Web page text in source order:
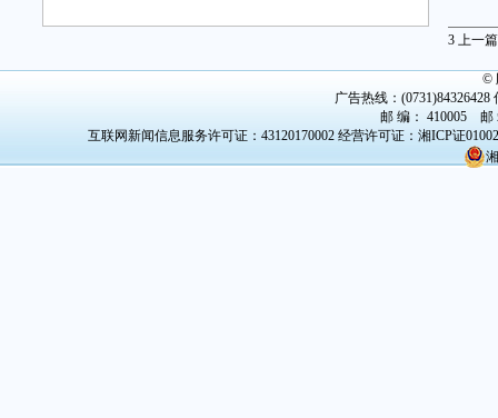
3 上一篇
©
广告热线：(0731)84326428
邮 编： 410005 邮
互联网新闻信息服务许可证：43120170002 经营许可证：湘ICP证